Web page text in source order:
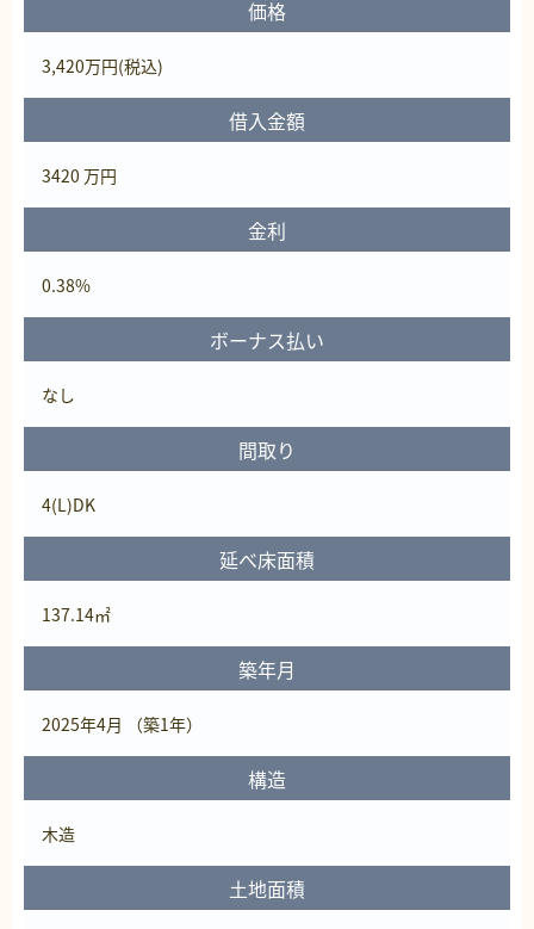
価格
3,420万円(税込)
借入金額
3420 万円
金利
0.38%
ボーナス払い
なし
間取り
4(L)DK
延べ床面積
137.14㎡
築年月
2025年4月 （築1年）
構造
木造
土地面積